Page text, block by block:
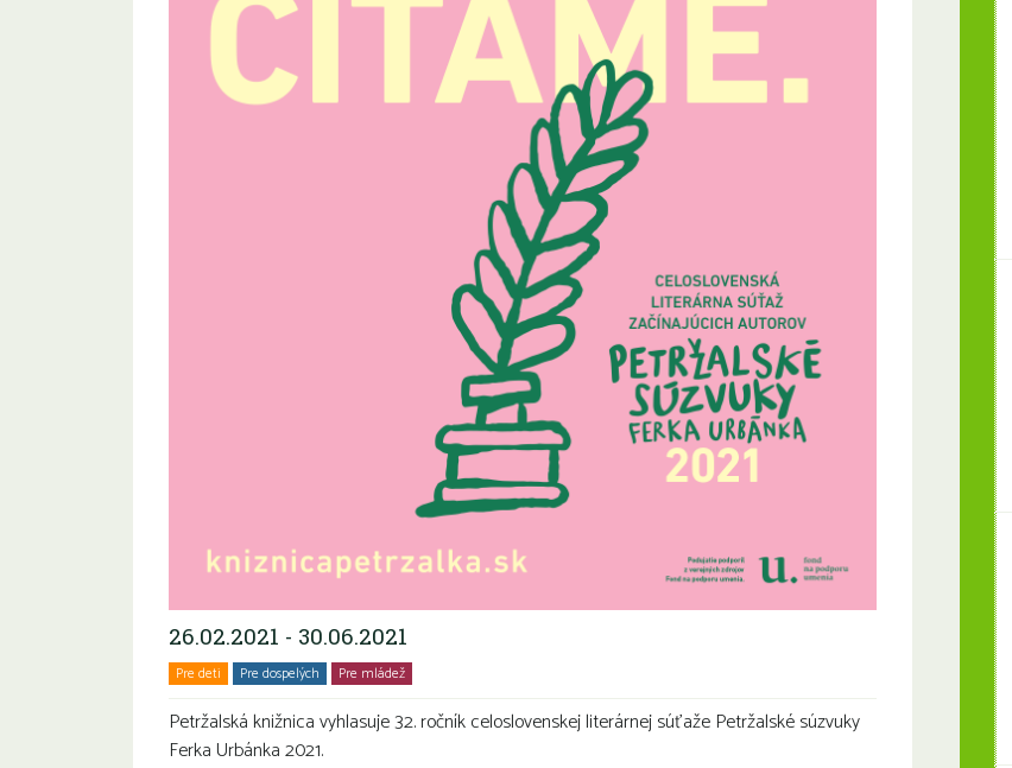
26.02.2021 - 30.06.2021
Pre deti Pre dospelých Pre mládež
Petržalská knižnica vyhlasuje 32. ročník celoslovenskej literárnej súťaže Petržalské súzvuky
Ferka Urbánka 2021.